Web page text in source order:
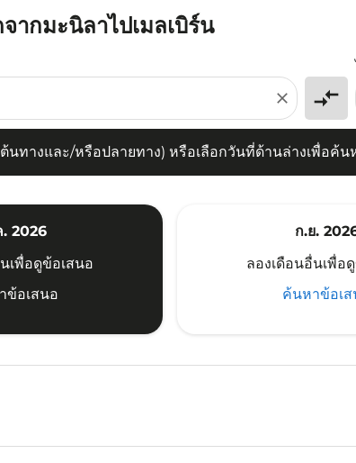
ากมะนิลาไปเมลเบิร์น
close compare_arrows
นทางและ/หรือปลายทาง) หรือเลือกวันที่ด้านล่างเพื่อค้น
างและ/หรือปลายทาง) หรือเลือกวันที่ด้านล่างเพื่อค้นหา
. 2026
เพื่อดูข้อเสนอ
ข้อเสนอ
ก.ย.
ลองเดือนอื่นเพื่อ
ค้นหาข้อเส